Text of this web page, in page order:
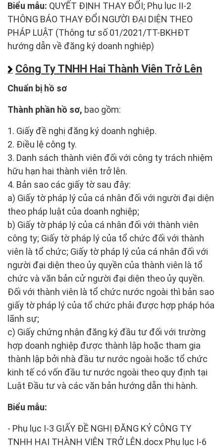
Biểu mẫu: QUYẾT ĐỊNH THAY ĐỔI; Phụ lục II-2
THÔNG BÁO THAY ĐỔI NGƯỜI ĐẠI DIỆN THEO
PHÁP LUẬT (Thông tư số 01/2021/TT-BKHĐT
hướng dẫn về đăng ký doanh nghiệp)
Công Ty TNHH Hai Thành Viên Trở Lên
Chuẩn bị hồ sơ
Thành phần hồ sơ, bao gồm:
1. Giấy đề nghị đăng ký doanh nghiệp.
2. Điều lệ công ty.
3. Danh sách thành viên đối với công ty trách nhiệm
hữu hạn hai thành viên trở lên.
4. Bản sao các giấy tờ sau đây:
a) Giấy tờ pháp lý của cá nhân đối với người đại diện
theo pháp luật của doanh nghiệp;
b) Giấy tờ pháp lý của cá nhân đối với thành viên
công ty; Giấy tờ pháp lý của tổ chức đối với thành
viên là tổ chức; Giấy tờ pháp lý của cá nhân đối với
người đại diện theo ủy quyền của thành viên là tổ
chức và văn bản cử người đại diện theo ủy quyền.
Đối với thành viên là tổ chức nước ngoài thì bản sao
giấy tờ pháp lý của tổ chức phải được hợp pháp hóa
lãnh sự;
c) Giấy chứng nhận đăng ký đầu tư đối với trường
hợp doanh nghiệp được thành lập hoặc tham gia
thành lập bởi nhà đầu tư nước ngoài hoặc tổ chức
kinh tế có vốn đầu tư nước ngoài theo quy định tại
Luật Đầu tư và các văn bản hướng dẫn thi hành.
Biểu mẫu:
- Phụ lục I-3 GIẤY ĐỀ NGHỊ ĐĂNG KÝ CÔNG TY
TNHH HAI THÀNH VIÊN TRỞ LÊN.docx Phụ lục I-6